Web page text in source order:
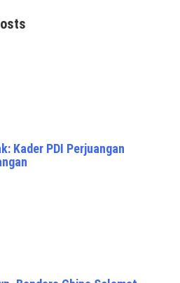
Kader PDI Perjuangan